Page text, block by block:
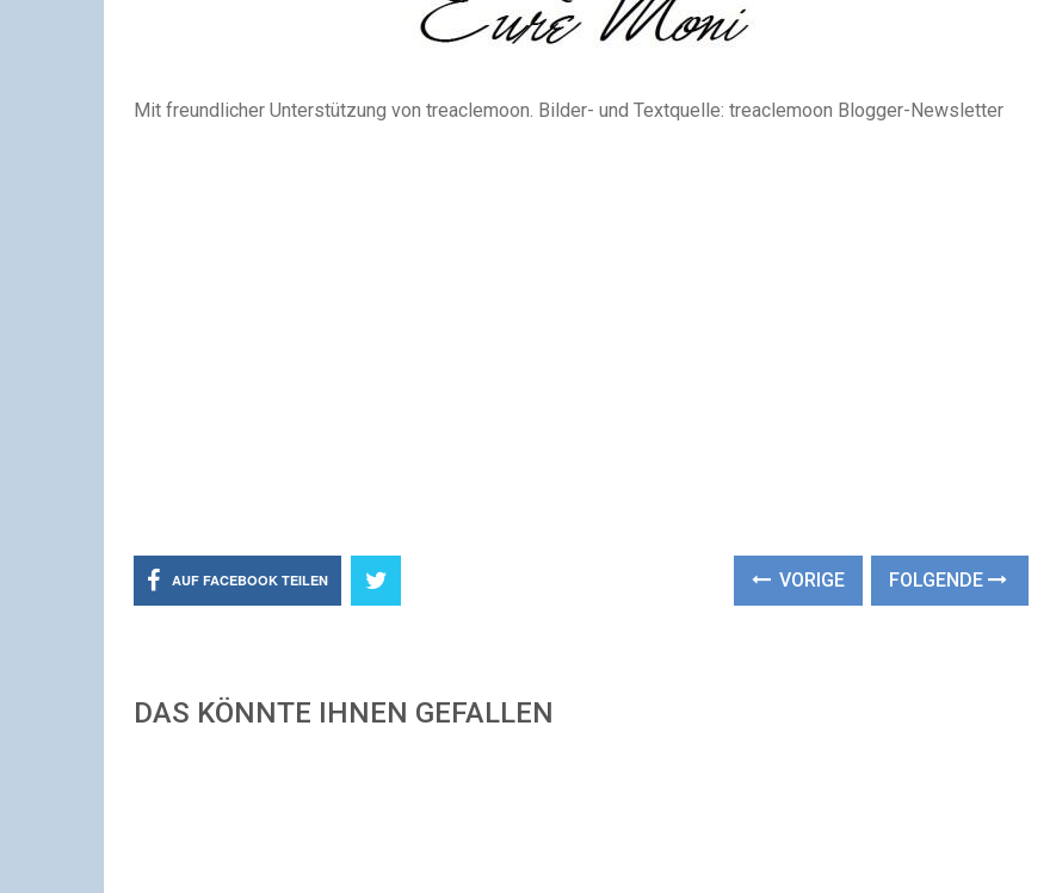
Mit freundlicher Unterstützung von treaclemoon. Bilder- und Textquelle: treaclemoon Blogger-Newsletter
AUF FACEBOOK TEILEN VORIGE FOLGENDE
DAS KÖNNTE IHNEN GEFALLEN